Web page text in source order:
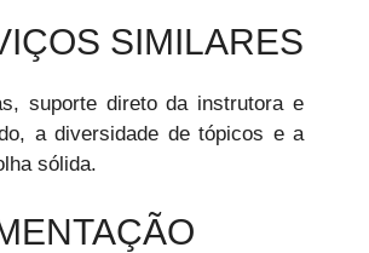
SIMILARES
suporte direto da instrutora e
a diversidade de tópicos e a
sólida.